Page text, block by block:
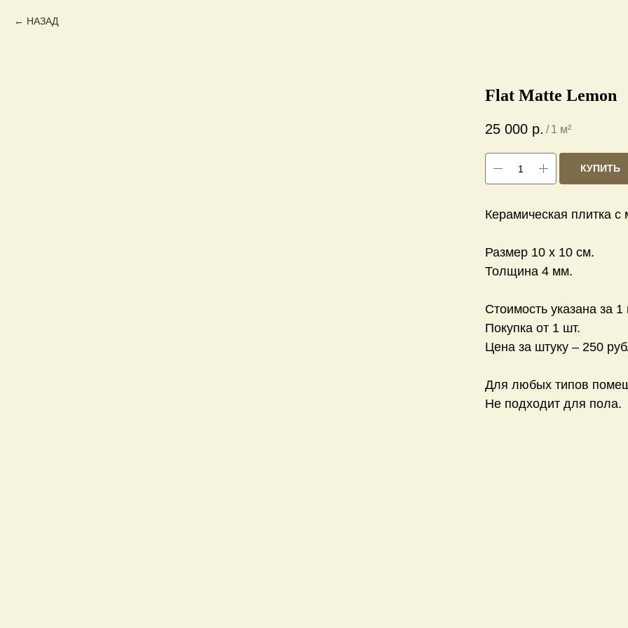
НАЗАД
Flat Matte Lemon
25 000 р. / 1 м²
КУПИТЬ
Керамическая плитка с
Размер 10 х 10 см.
Толщина 4 мм.
Стоимость указана за
Покупка от 1 шт.
Цена за штуку – 250
Для любых типов
Не подходит для пола.